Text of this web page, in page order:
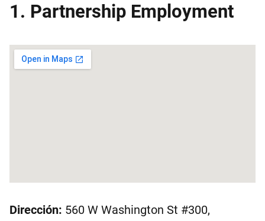
1. Partnership Employment
Dirección: 560 W Washington St #300,